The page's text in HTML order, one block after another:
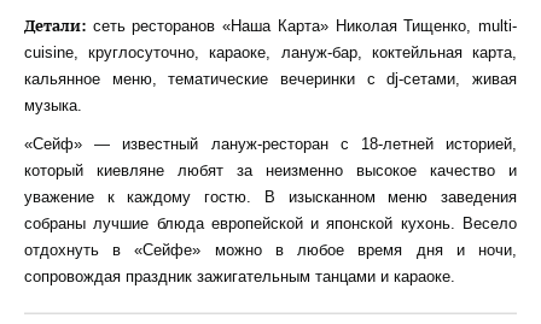
Детали: сеть ресторанов «Наша Карта» Николая Тищенко, multi-
cuisine, круглосуточно, караоке, лануж-бар, коктейльная карта,
кальянное меню, тематические вечеринки с dj-сетами, живая
музыка.
«Сейф» — известный лануж-ресторан с 18-летней историей,
который киевляне любят за неизменно высокое качество и
уважение к каждому гостю. В изысканном меню заведения
собраны лучшие блюда европейской и японской кухонь. Весело
отдохнуть в «Сейфе» можно в любое время дня и ночи,
сопровождая праздник зажигательным танцами и караоке.